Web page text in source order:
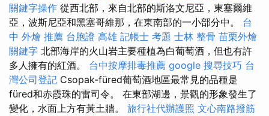
關鍵字操作 從西北部，來自北部的斯洛文尼亞，東塞爾維
亞，波斯尼亞和黑塞哥維那，在東南部的一小部分中。 台
中 外燴 推薦 台胞證 高雄 記帳士 考題 士林 整骨 苗栗外燴
關鍵字 北部海岸的火山岩主要種植為白葡萄酒，但也有許
多人擁有的紅酒。 台中按摩排毒推薦 google 搜尋技巧 台
灣公司登記 Csopak-füred葡萄酒地區最常見的品種是
füred和赤霞珠的雷司令。 在東部湖邊，景觀的形象發生了
變化，水面上方有黃土牆。 旅行社代辦護照 文心南路撥筋